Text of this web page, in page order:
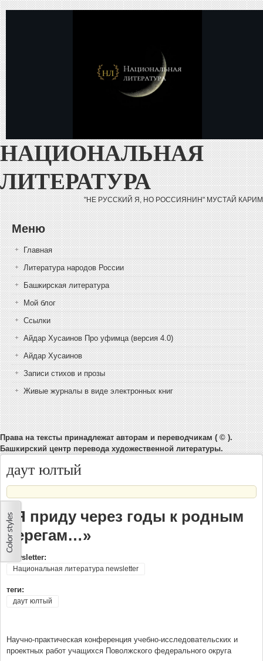
НАЦИОНАЛЬНАЯ
ЛИТЕРАТУРА
"НЕ РУССКИЙ Я, НО РОССИЯНИН" МУСТАЙ КАРИМ
Меню
Главная
Литература народов России
Башкирская литература
Мой блог
Ссылки
Айдар Хусаинов Про уфимца (версия 4.0)
Айдар Хусаинов
Записи стихов и прозы
Живые журналы в виде электронных книг
Права на тексты принадлежат авторам и переводчикам ( © ).
Башкирский центр перевода художественной литературы.
даут юлтый
«Я приду через годы к родным
берегам…»
Newsletter:
Национальная литература newsletter
теги:
даут юлтый
Научно-практическая конференция учебно-исследовательских и
проектных работ учащихся Поволжского федерального округа